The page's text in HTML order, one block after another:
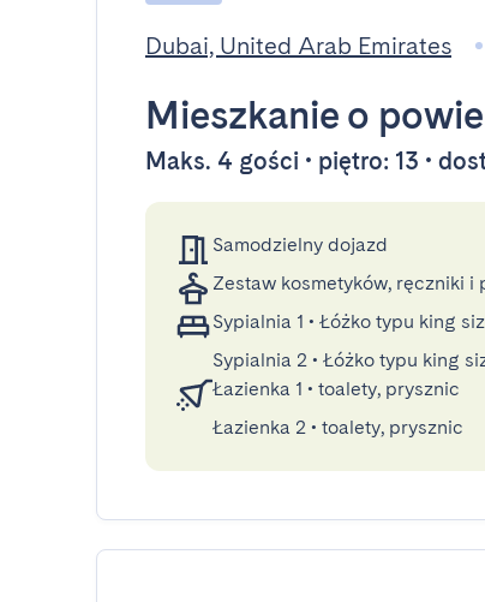
Dubai, United Arab Emirates
Mieszkanie o
Maks. 4 gości • piętro: 13 •
Samodzielny dojazd
Zestaw kosmetyków, ręczniki i
Sypialnia 1 • Łóżko typu king
Sypialnia 2 • Łóżko typu king
Łazienka 1 • toalety, prysznic
Łazienka 2 • toalety, prysznic